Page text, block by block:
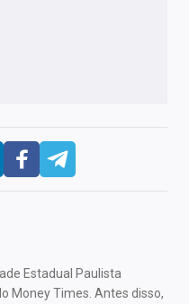
Estadual Paulista
Money Times. Antes disso,